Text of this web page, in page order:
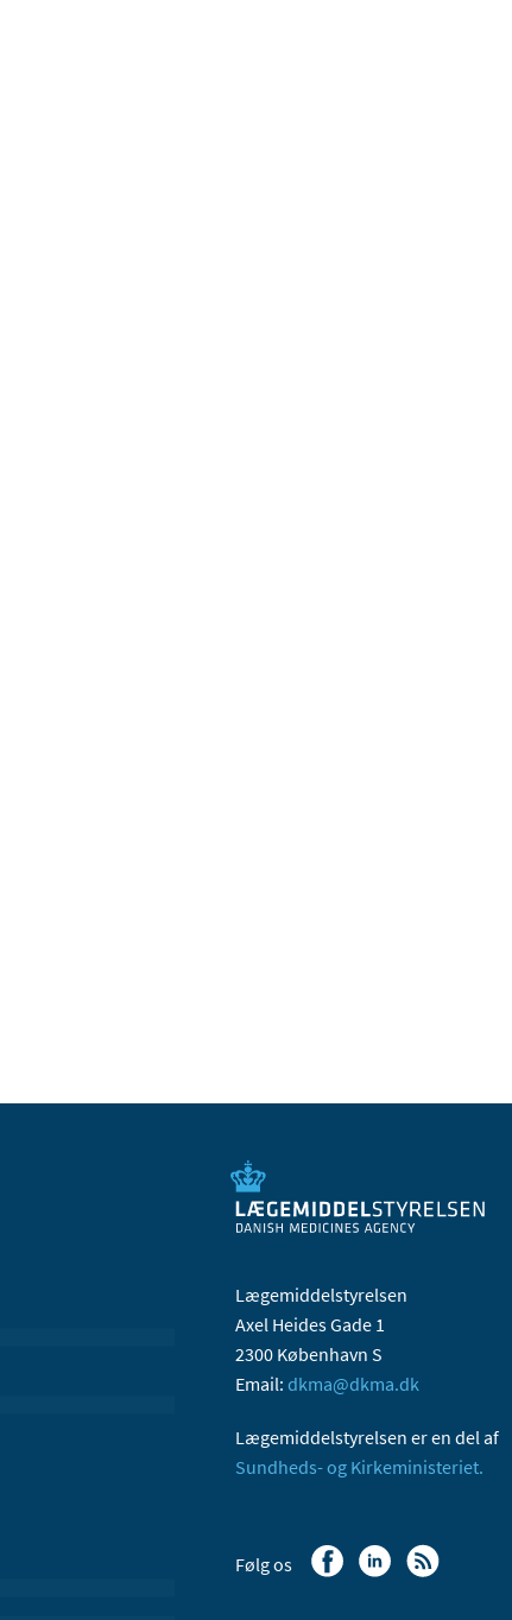
Lægemiddelstyrelsen
Axel Heides Gade 1
2300 København S
Email: dkma@dkma.dk
Lægemiddelstyrelsen er en del af
Sundheds- og Kirkeministeriet.
Følg os